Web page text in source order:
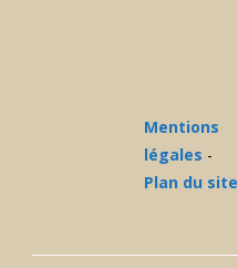
Mentions
légales -
Plan du site